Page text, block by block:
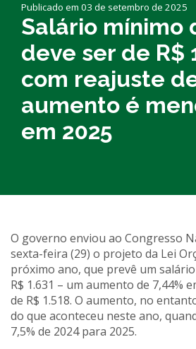
Publicado em 03 de setembro de 2025
Salário mínimo
deve ser de R$
com reajuste de
aumento é
em 2025
O governo enviou ao Congresso
sexta-feira (29) o projeto da Lei
próximo ano, que prevê um
R$ 1.631 – um aumento de 7,44%
de R$ 1.518. O aumento, no
do que aconteceu neste ano,
7,5% de 2024 para 2025.